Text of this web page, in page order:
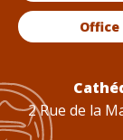
2 Rue de la